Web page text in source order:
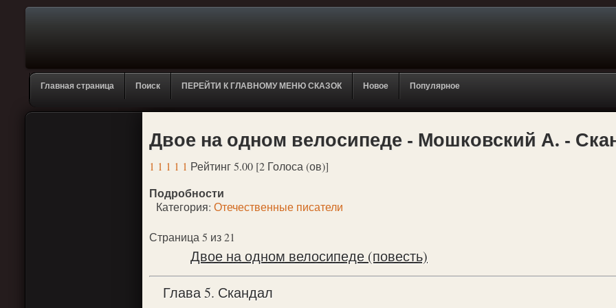
Главная страница Поиск ПЕРЕЙТИ К ГЛАВНОМУ МЕНЮ СКАЗОК Новое Популярное
Двое на одном велосипеде - Мошковский А. -
1 1 1 1 1 Рейтинг 5.00 [2 Голоса (ов)]
Подробности
Категория: Отечественные писатели
Страница 5 из 21
Двое на одном велосипеде (повесть)
Глава 5. Скандал